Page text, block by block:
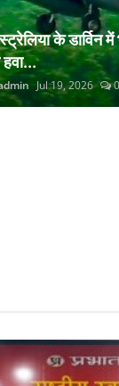
के डार्विन में
Jul 19, 2026 0